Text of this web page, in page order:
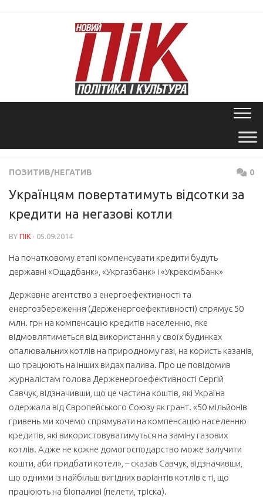
ПОЗИТИВ/НЕГАТИВ 0
Українцям повертатимуть відсотки за
кредити на негазові котли
BY ПІК · 05.09.2014
На початковому етапі компенсувати кредити будуть
державні «Ощадбанк», «Укргазбанк» і «Укрексімбанк»
Державне агентство з енергоефективності та
енергозбереження (Держенергоефективності) спрямує 50
млн. грн на компенсацію кредитів населенню, яке
відмовлятиметься від використання у своїх будинках
опалювальних котлів на природному газі, на користь казанів,
що працюють на інших видах палива. Про це повідомив
журналістам голова Держенергоефективності Сергій
Савчук, відзначивши, що це частина коштів, які Україна
одержала від Європейського Союзу як грант. «50 мільйонів
гривень ми хочемо спрямувати на компенсацію населенню
кредитів, які використовуватимуться на заміну газових
котлів. Адже не кожне домогосподарство може залучити
кошти, аби придбати котел», – сказав Савчук, відзначивши,
що одними із найбільш вигідних варіантів котлів є ті, що
працюють на біопаливі (пелети, тріска).